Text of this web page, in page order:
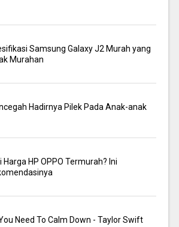
Samsung Galaxy J2 Murah yang
Murahan
Hadirnya Pilek Pada Anak-anak
Harga HP OPPO Termurah? Ini
Need To Calm Down - Taylor Swift